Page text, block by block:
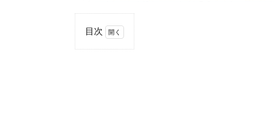
目次